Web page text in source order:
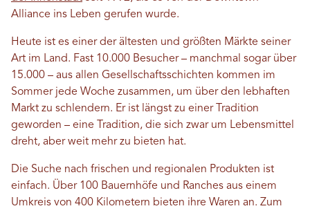
Alliance ins Leben gerufen wurde.
Heute ist es einer der ältesten und größten Märkte seiner
Art im Land. Fast 10.000 Besucher – manchmal sogar über
15.000 – aus allen Gesellschaftsschichten kommen im
Sommer jede Woche zusammen, um über den lebhaften
Markt zu schlendern. Er ist längst zu einer Tradition
geworden – eine Tradition, die sich zwar um Lebensmittel
dreht, aber weit mehr zu bieten hat.
Die Suche nach frischen und regionalen Produkten ist
einfach. Über 100 Bauernhöfe und Ranches aus einem
Umkreis von 400 Kilometern bieten ihre Waren an. Zum